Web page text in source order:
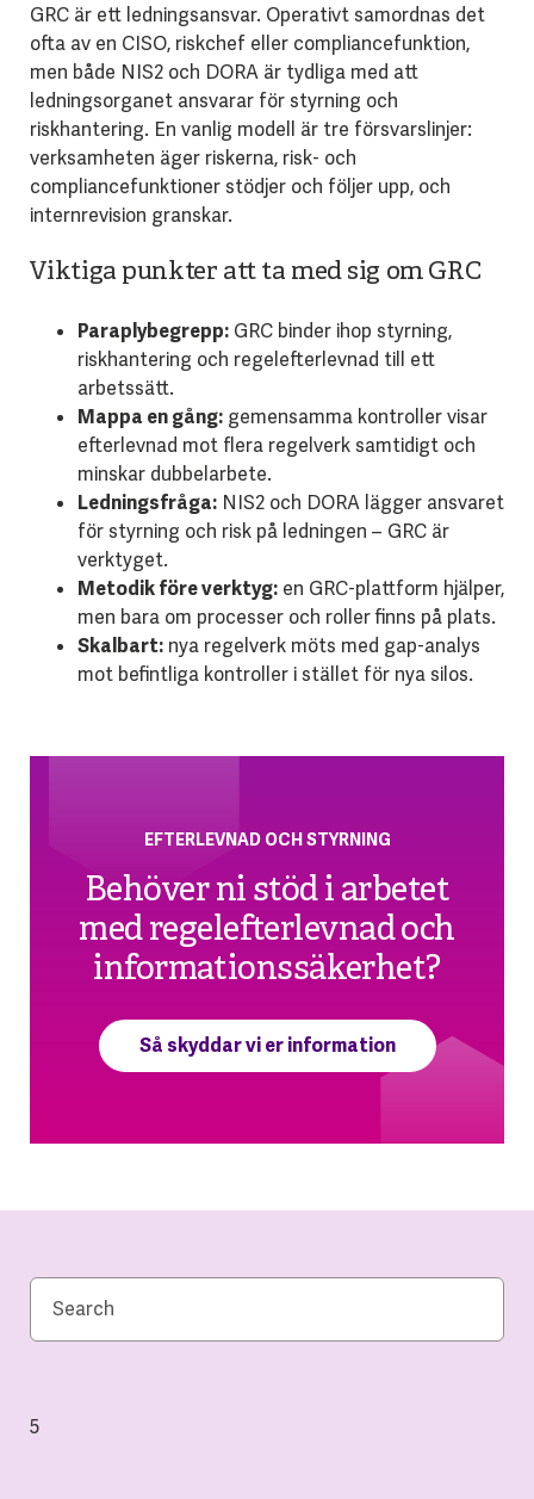
GRC är ett ledningsansvar. Operativt samordnas det
ofta av en CISO, riskchef eller compliancefunktion,
men både NIS2 och DORA är tydliga med att
ledningsorganet ansvarar för styrning och
riskhantering. En vanlig modell är tre försvarslinjer:
verksamheten äger riskerna, risk- och
compliancefunktioner stödjer och följer upp, och
internrevision granskar.
Viktiga punkter att ta med sig om GRC
Paraplybegrepp:GRC binder ihop styrning,
riskhantering och regelefterlevnad till ett
arbetssätt.
Mappa en gång:gemensamma kontroller visar
efterlevnad mot flera regelverk samtidigt och
minskar dubbelarbete.
Ledningsfråga:NIS2 och DORA lägger ansvaret
för styrning och risk på ledningen – GRC är
verktyget.
Metodik före verktyg:en GRC-plattform hjälper,
men bara om processer och roller finns på plats.
Skalbart:nya regelverk möts med gap-analys
mot befintliga kontroller i stället för nya silos.
EFTERLEVNAD OCH STYRNING
Behöver ni stöd i arbetet
med regelefterlevnad och
informationssäkerhet?
Så skyddar vi er information
5